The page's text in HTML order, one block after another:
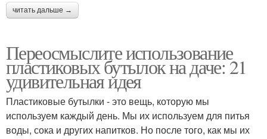
читать дальше →
Переосмыслите использование
пластиковых бутылок на даче: 21
удивительная идея
Пластиковые бутылки - это вещь, которую мы
используем каждый день. Мы их используем для питья
воды, сока и других напитков. Но после того, как мы их